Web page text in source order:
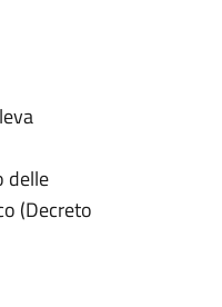
delle
(Decreto